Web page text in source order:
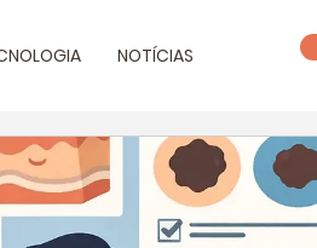
NOTÍCIAS